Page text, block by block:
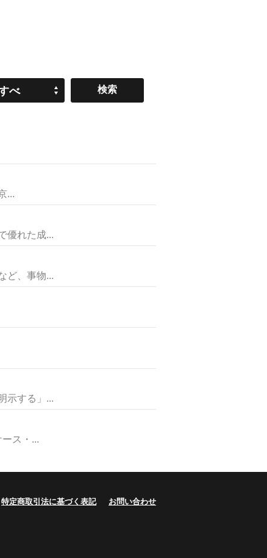
べ
れた成...
、事物...
する」...
ス・...
特定商取引法に基づく表記 お問い合わせ